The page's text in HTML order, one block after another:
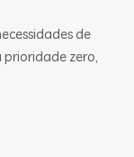
de
prioridade zero,